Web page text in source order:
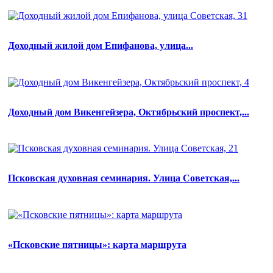
Доходный жилой дом Епифанова, улица...
Доходный дом Викенгейзера, Октябрьский проспект,...
Псковская духовная семинария. Улица Советская,...
«Псковские пятницы»: карта маршрута